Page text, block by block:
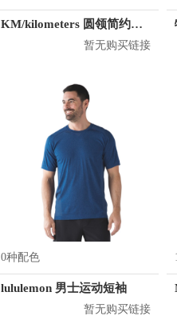
KM/kilometers 圆领简约短袖T恤 M2X2108073
暂无购买链接
0种配色
lululemon 男士运动短袖
暂无购买链接